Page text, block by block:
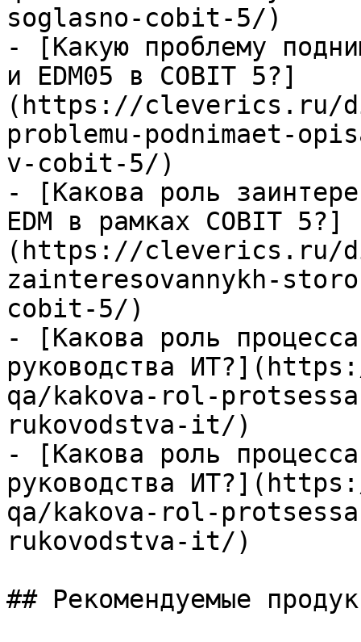
soglasno-cobit-5/)
- [Какую проблему
и EDM05 в COBIT 5?]
(https://cleverics.ru/
problemu-podnimaet-
v-cobit-5/)
- [Какова роль
EDM в рамках COBIT 5?]
(https://cleverics.ru/
zainteresovannykh-
cobit-5/)
- [Какова роль
руководства
qa/kakova-rol-protsessa-
rukovodstva-it/)
- [Какова роль
руководства
qa/kakova-rol-protsessa-
rukovodstva-it/)
## Рекомендуемые